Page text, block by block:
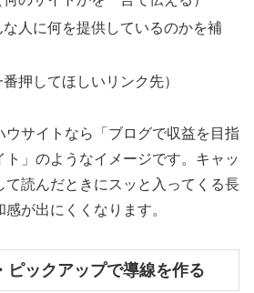
人に何を提供しているのかを補
押してほしいリンク先）
ウサイトなら「ブログで収益を目指
」のようなイメージです。キャッ
て読んだときにスッと入ってくる長
が出にくくなります。
ピックアップで導線を作る